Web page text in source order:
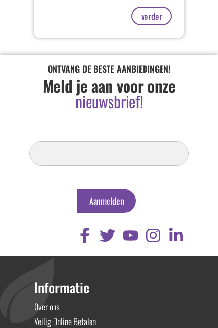
verder
ONTVANG DE BESTE AANBIEDINGEN!
Meld je aan voor onze
nieuwsbrief!
Inschrijven
Nieuwsbrief
Aanmelden
Informatie
Over ons
Veilig Online Betalen